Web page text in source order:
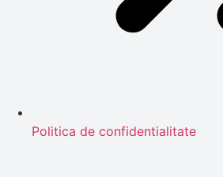
Politica de confidentialitate